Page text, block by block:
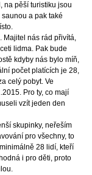
na pěší turistiku jsou
a pak také
Majitel nás rád přivítá,
lidma. Pak bude
kdyby nás bylo míň,
počet platících je 28,
celý pobyt. Ve
Pro ty, co mají
vzít jeden den
skupinky, neřeším
pro všechny, to
28 lidí, kteří
i pro děti, proto